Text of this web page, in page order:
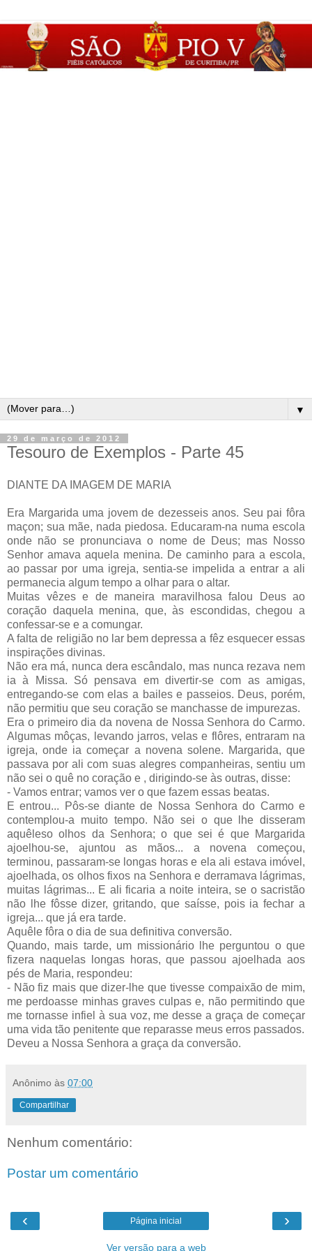
▼
29 de março de 2012
Tesouro de Exemplos - Parte 45
DIANTE DA IMAGEM DE MARIA
Era Margarida uma jovem de dezesseis anos. Seu pai fôra
maçon; sua mãe, nada piedosa. Educaram-na numa escola
onde não se pronunciava o nome de Deus; mas Nosso
Senhor amava aquela menina. De caminho para a escola,
ao passar por uma igreja, sentia-se impelida a entrar a ali
permanecia algum tempo a olhar para o altar.
Muitas vêzes e de maneira maravilhosa falou Deus ao
coração daquela menina, que, às escondidas, chegou a
confessar-se e a comungar.
A falta de religião no lar bem depressa a fêz esquecer essas
inspirações divinas.
Não era má, nunca dera escândalo, mas nunca rezava nem
ia à Missa. Só pensava em divertir-se com as amigas,
entregando-se com elas a bailes e passeios. Deus, porém,
não permitiu que seu coração se manchasse de impurezas.
Era o primeiro dia da novena de Nossa Senhora do Carmo.
Algumas môças, levando jarros, velas e flôres, entraram na
igreja, onde ia começar a novena solene. Margarida, que
passava por ali com suas alegres companheiras, sentiu um
não sei o quê no coração e , dirigindo-se às outras, disse:
- Vamos entrar; vamos ver o que fazem essas beatas.
E entrou... Pôs-se diante de Nossa Senhora do Carmo e
contemplou-a muito tempo. Não sei o que lhe disseram
aquêleso olhos da Senhora; o que sei é que Margarida
ajoelhou-se, ajuntou as mãos... a novena começou,
terminou, passaram-se longas horas e ela ali estava imóvel,
ajoelhada, os olhos fixos na Senhora e derramava lágrimas,
muitas lágrimas... E ali ficaria a noite inteira, se o sacristão
não lhe fôsse dizer, gritando, que saísse, pois ia fechar a
igreja... que já era tarde.
Aquêle fôra o dia de sua definitiva conversão.
Quando, mais tarde, um missionário lhe perguntou o que
fizera naquelas longas horas, que passou ajoelhada aos
pés de Maria, respondeu:
- Não fiz mais que dizer-lhe que tivesse compaixão de mim,
me perdoasse minhas graves culpas e, não permitindo que
me tornasse infiel à sua voz, me desse a graça de começar
uma vida tão penitente que reparasse meus erros passados.
Deveu a Nossa Senhora a graça da conversão.
Anônimo às 07:00
Compartilhar
Nenhum comentário:
Postar um comentário
‹ ›
Página inicial
Ver versão para a web